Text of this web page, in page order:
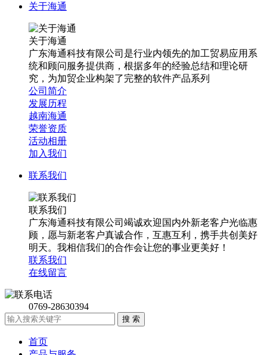
关于海通
关于海通
广东海通科技有限公司是行业内领先的加工贸易应用系
统和顾问服务提供商，根据多年的经验总结和理论研
究，为加贸企业构架了完整的软件产品系列
公司简介
发展历程
越南海通
荣誉资质
活动相册
加入我们
联系我们
联系我们
广东海通科技有限公司竭诚欢迎国内外新老客户光临惠
顾，愿与新老客户真诚合作，互惠互利，携手共创美好
明天。我相信我们的合作会让您的事业更美好！
联系我们
在线留言
0769-28630394
首页